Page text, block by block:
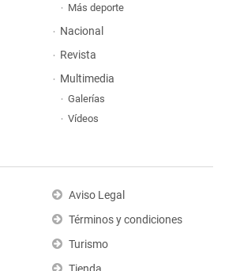
Más deporte
Nacional
Revista
Multimedia
Galerías
Vídeos
Aviso Legal
Términos y condiciones
Turismo